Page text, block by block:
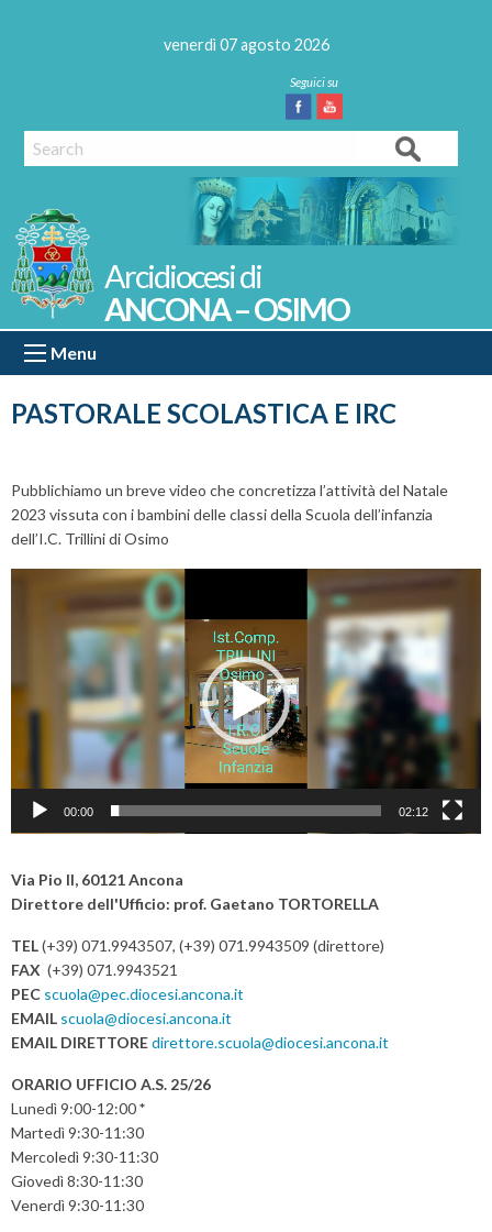
venerdì 07 agosto 2026
Facebook
Youtube
Search
PASTORALE SCOLASTICA E IRC
ANCONA – OSIMO
Menu
Pubblichiamo un breve video che concretizza l’attività del Natale
2023 vissuta con i bambini delle classi della Scuola dell’infanzia
dell’I.C. Trillini di Osimo
00:00 02:12
Via Pio II, 60121 Ancona
Direttore dell'Ufficio: prof. Gaetano TORTORELLA
TEL(+39) 071.9943507, (+39) 071.9943509 (direttore)
FAX (+39) 071.9943521
PEC scuola@pec.diocesi.ancona.it
EMAIL scuola@diocesi.ancona.it
EMAIL DIRETTOREdirettore.scuola@diocesi.ancona.it
ORARIO UFFICIO A.S. 25/26
Lunedì 9:00-12:00*
Martedì 9:30-11:30
Mercoledì 9:30-11:30
Giovedì 8:30-11:30
Venerdì 9:30-11:30